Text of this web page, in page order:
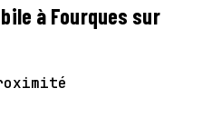
à Fourques sur